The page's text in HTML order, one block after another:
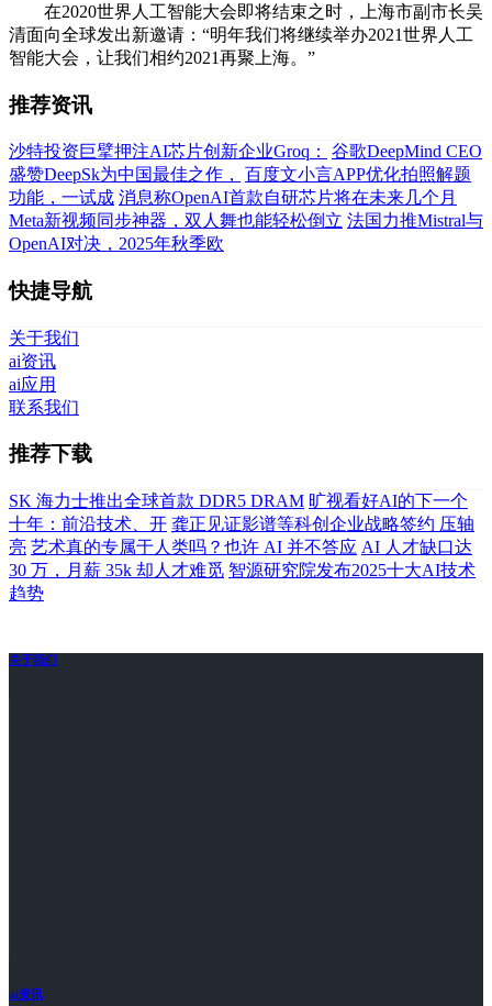
在2020世界人工智能大会即将结束之时，上海市副市长吴
清面向全球发出新邀请：“明年我们将继续举办2021世界人工
智能大会，让我们相约2021再聚上海。”
推荐资讯
沙特投资巨擘押注AI芯片创新企业Groq：
谷歌DeepMind CEO
盛赞DeepSk为中国最佳之作，
百度文小言APP优化拍照解题
功能，一试成 消息称OpenAI首款自研芯片将在未来几个月
Meta新视频同步神器，双人舞也能轻松倒立 法国力推Mistral与
OpenAI对决，2025年秋季欧
快捷导航
关于我们
ai资讯
ai应用
联系我们
推荐下载
SK 海力士推出全球首款 DDR5 DRAM 旷视看好AI的下一个
十年：前沿技术、开 龚正见证影谱等科创企业战略签约 压轴
亮 艺术真的专属于人类吗？也许 AI 并不答应 AI 人才缺口达
30 万，月薪 35k 却人才难觅 智源研究院发布2025十大AI技术
趋势
关于我们
ai资讯